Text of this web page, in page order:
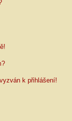
k přihlášení!